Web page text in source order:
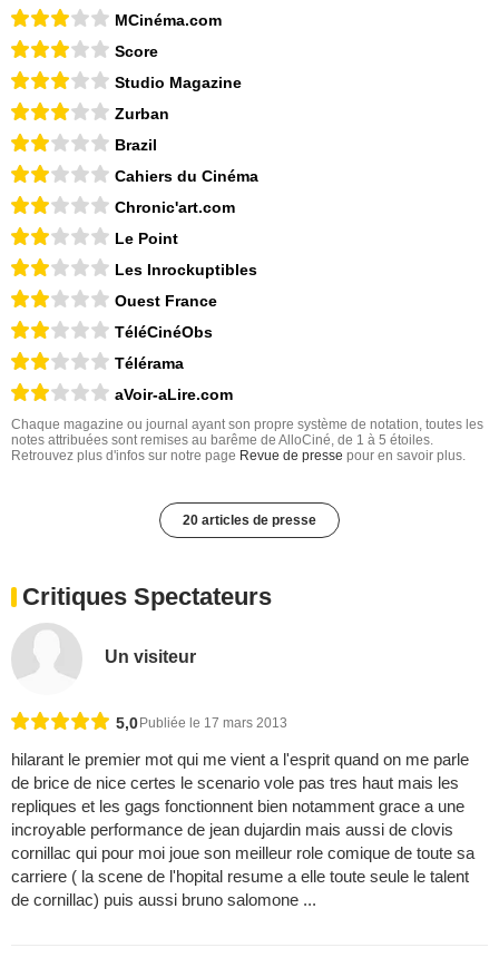
MCinéma.com
Score
Studio Magazine
Zurban
Brazil
Cahiers du Cinéma
Chronic'art.com
Le Point
Les Inrockuptibles
Ouest France
TéléCinéObs
Télérama
aVoir-aLire.com
Chaque magazine ou journal ayant son propre système de notation, toutes les
notes attribuées sont remises au barême de AlloCiné, de 1 à 5 étoiles.
Retrouvez plus d'infos sur notre page Revue de presse pour en savoir plus.
20 articles de presse
Critiques Spectateurs
Un visiteur
5,0Publiée le 17 mars 2013
hilarant le premier mot qui me vient a l'esprit quand on me parle
de brice de nice certes le scenario vole pas tres haut mais les
repliques et les gags fonctionnent bien notamment grace a une
incroyable performance de jean dujardin mais aussi de clovis
cornillac qui pour moi joue son meilleur role comique de toute sa
carriere ( la scene de l'hopital resume a elle toute seule le talent
de cornillac) puis aussi bruno salomone ...